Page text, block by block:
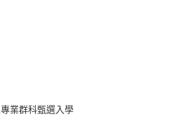
業群科甄選入學